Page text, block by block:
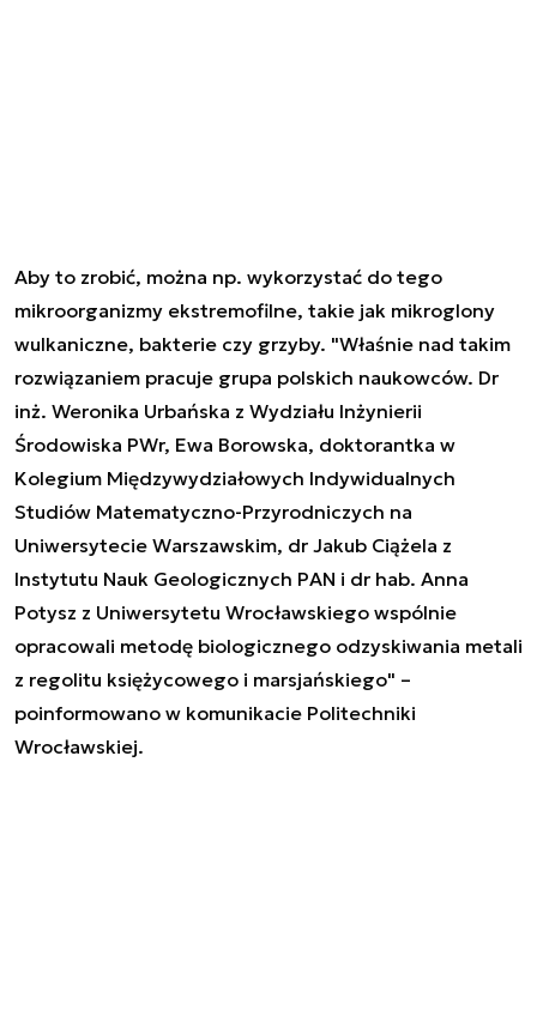
Aby to zrobić, można np. wykorzystać do tego
mikroorganizmy ekstremofilne, takie jak mikroglony
wulkaniczne, bakterie czy grzyby. "Właśnie nad takim
rozwiązaniem pracuje grupa polskich naukowców. Dr
inż. Weronika Urbańska z Wydziału Inżynierii
Środowiska PWr, Ewa Borowska, doktorantka w
Kolegium Międzywydziałowych Indywidualnych
Studiów Matematyczno-Przyrodniczych na
Uniwersytecie Warszawskim, dr Jakub Ciążela z
Instytutu Nauk Geologicznych PAN i dr hab. Anna
Potysz z Uniwersytetu Wrocławskiego wspólnie
opracowali metodę biologicznego odzyskiwania metali
z regolitu księżycowego i marsjańskiego" –
poinformowano w komunikacie Politechniki
Wrocławskiej.